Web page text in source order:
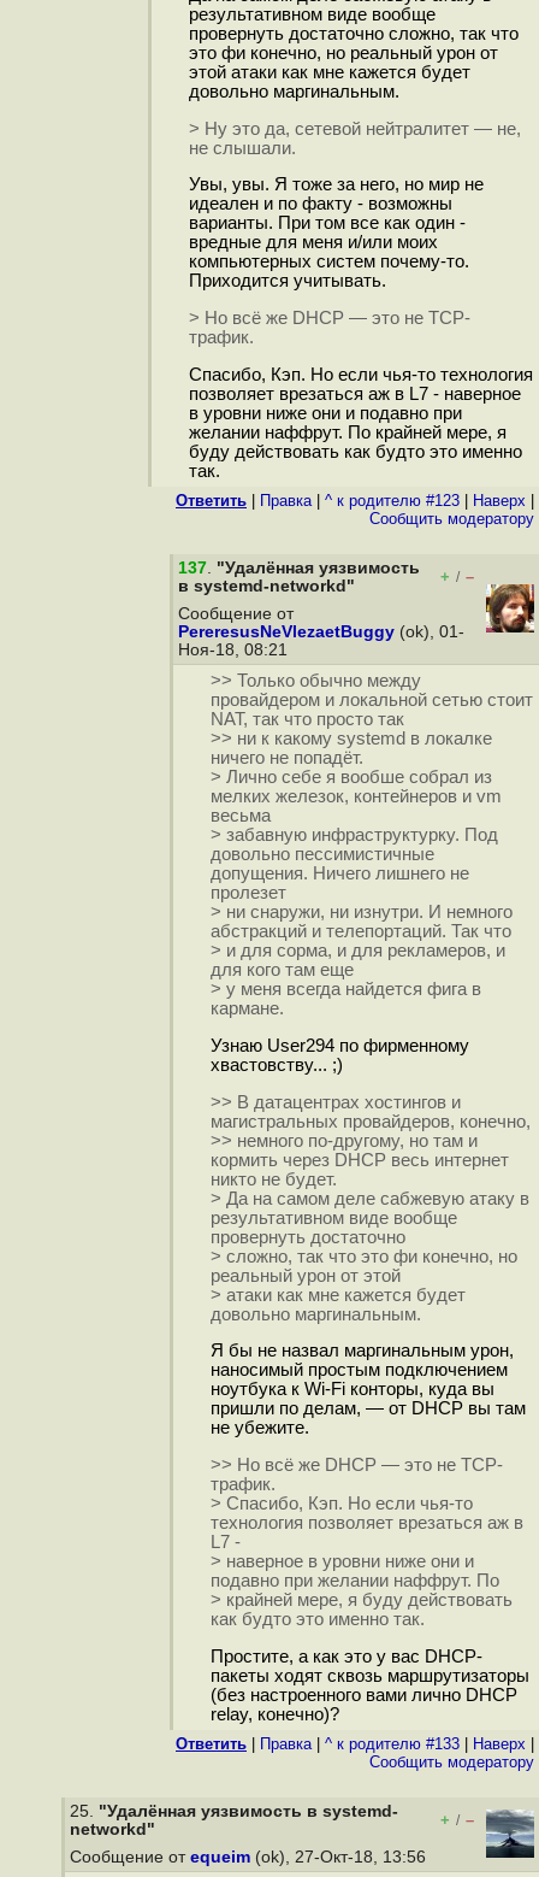
результативном виде вообще
провернуть достаточно сложно, так что
это фи конечно, но реальный урон от
этой атаки как мне кажется будет
довольно маргинальным.
> Ну это да, сетевой нейтралитет — не,
не слышали.
Увы, увы. Я тоже за него, но мир не
идеален и по факту - возможны
варианты. При том все как один -
вредные для меня и/или моих
компьютерных систем почему-то.
Приходится учитывать.
> Но всё же DHCP — это не TCP-
трафик.
Спасибо, Кэп. Но если чья-то технология
позволяет врезаться аж в L7 - наверное
в уровни ниже они и подавно при
желании наффрут. По крайней мере, я
буду действовать как будто это именно
так.
Ответить Правка| ^ к родителю #123 Наверх
Cообщить модератору
137. "Удалённая уязвимость
в systemd-networkd"
+ / –
Сообщение от
PereresusNeVlezaetBuggy (ok), 01-
Ноя-18, 08:21
>> Только обычно между
провайдером и локальной сетью стоит
NAT, так что просто так
>> ни к какому systemd в локалке
ничего не попадёт.
> Лично себе я вообше собрал из
мелких железок, контейнеров и vm
весьма
> забавную инфраструктурку. Под
довольно пессимистичные
допущения. Ничего лишнего не
пролезет
> ни снаружи, ни изнутри. И немного
абстракций и телепортаций. Так что
> и для сорма, и для рекламеров, и
для кого там еще
> у меня всегда найдется фига в
кармане.
Узнаю User294 по фирменному
хвастовству... ;)
>> В датацентрах хостингов и
магистральных провайдеров, конечно,
>> немного по-другому, но там и
кормить через DHCP весь интернет
никто не будет.
> Да на самом деле сабжевую атаку в
результативном виде вообще
провернуть достаточно
> сложно, так что это фи конечно, но
реальный урон от этой
> атаки как мне кажется будет
довольно маргинальным.
Я бы не назвал маргинальным урон,
наносимый простым подключением
ноутбука к Wi-Fi конторы, куда вы
пришли по делам, — от DHCP вы там
не убежите.
>> Но всё же DHCP — это не TCP-
трафик.
> Спасибо, Кэп. Но если чья-то
технология позволяет врезаться аж в
L7 -
> наверное в уровни ниже они и
подавно при желании наффрут. По
> крайней мере, я буду действовать
как будто это именно так.
Простите, а как это у вас DHCP-
пакеты ходят сквозь маршрутизаторы
(без настроенного вами лично DHCP
relay, конечно)?
Ответить Правка| ^ к родителю #133 Наверх
Cообщить модератору
25. "Удалённая уязвимость в systemd-
networkd"
+ / –
Сообщение от equeim (ok), 27-Окт-18, 13:56